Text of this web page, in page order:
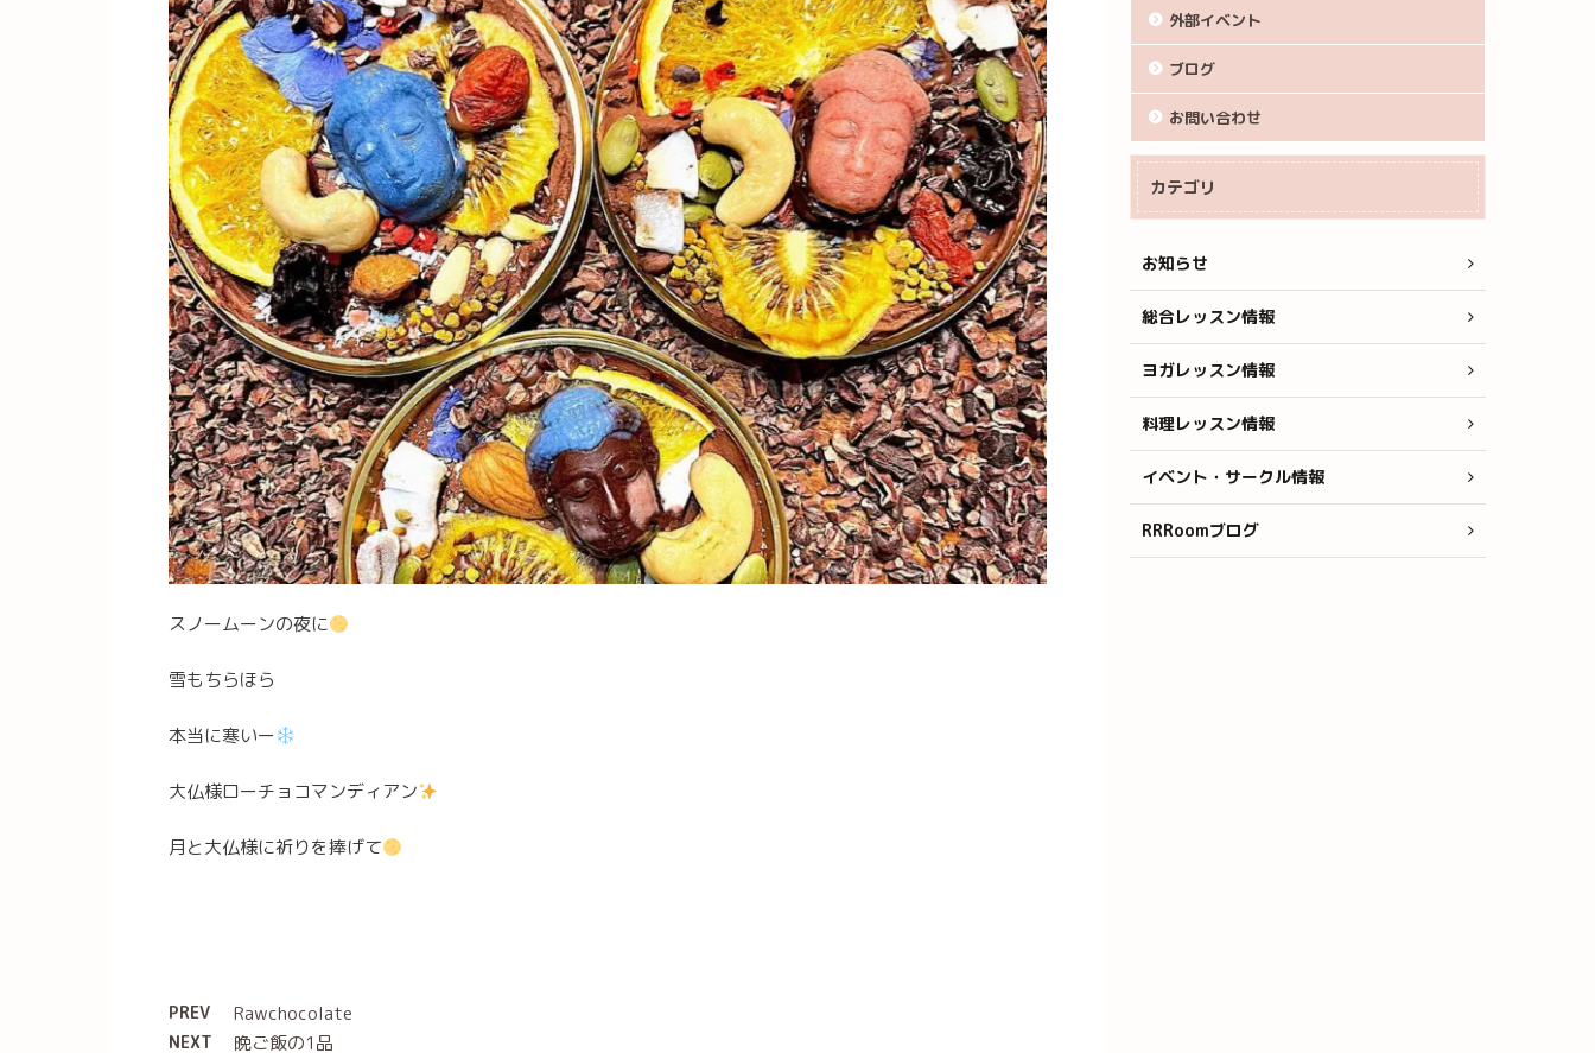
スノームーンの夜に
雪もちらほら
本当に寒いー
大仏様ローチョコマンディアン
月と大仏様に祈りを捧げて
PREV Rawchocolate
NEXT 晩ご飯の1品
外部イベント
ブログ
お問い合わせ
カテゴリ
お知らせ
総合レッスン情報
ヨガレッスン情報
料理レッスン情報
イベント・サークル情報
RRRoomブログ